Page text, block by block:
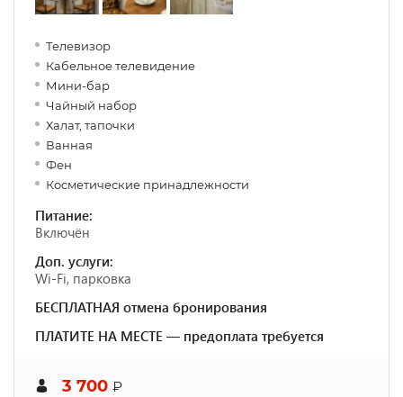
Телевизор
Кабельное телевидение
Мини-бар
Чайный набор
Халат, тапочки
Ванная
Фен
Косметические принадлежности
Питание:
Включён
Доп. услуги:
Wi-Fi, парковка
БЕСПЛАТНАЯ отмена бронирования
ПЛАТИТЕ НА МЕСТЕ — предоплата требуется
3 700 ₽